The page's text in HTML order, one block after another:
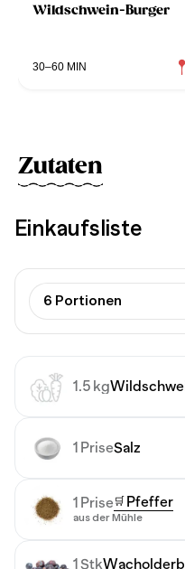
Wildschwein-Burger
30–60 MIN
Zutaten